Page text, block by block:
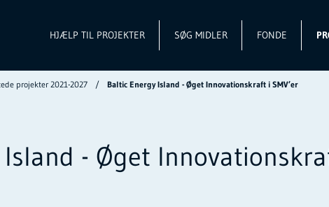
HJÆLP TIL PROJEKTER SØG MIDLER FONDE
projekter 2021-2027 Baltic Energy Island - Øget Innovationskraft i SMV’er
Island - Øget